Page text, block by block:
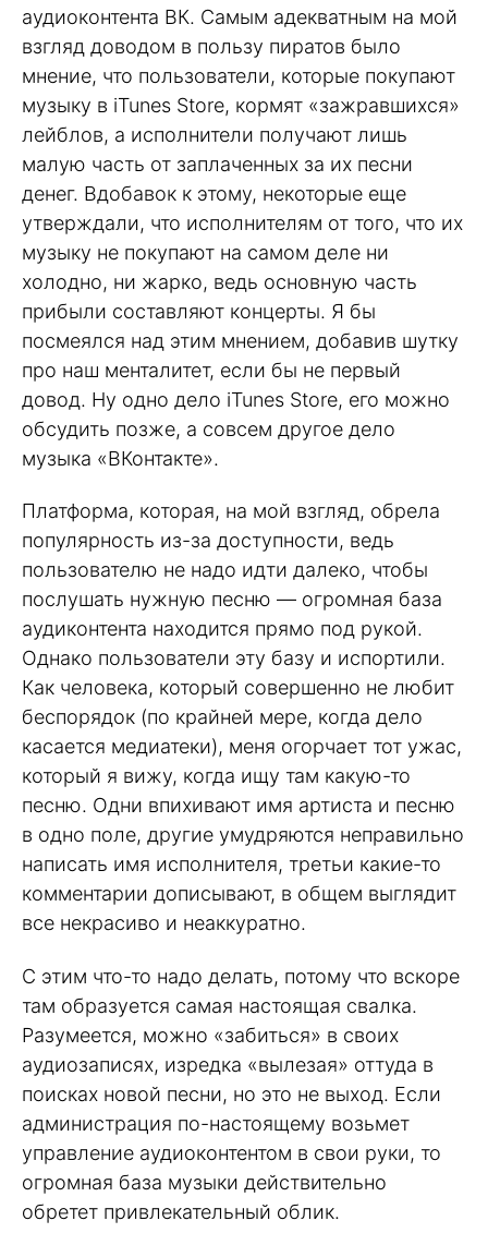
аудиоконтента ВК. Самым адекватным на мой
взгляд доводом в пользу пиратов было
мнение, что пользователи, которые покупают
музыку в iTunes Store, кормят «зажравшихся»
лейблов, а исполнители получают лишь
малую часть от заплаченных за их песни
денег. Вдобавок к этому, некоторые еще
утверждали, что исполнителям от того, что их
музыку не покупают на самом деле ни
холодно, ни жарко, ведь основную часть
прибыли составляют концерты. Я бы
посмеялся над этим мнением, добавив шутку
про наш менталитет, если бы не первый
довод. Ну одно дело iTunes Store, его можно
обсудить позже, а совсем другое дело
музыка «ВКонтакте».
Платформа, которая, на мой взгляд, обрела
популярность из-за доступности, ведь
пользователю не надо идти далеко, чтобы
послушать нужную песню — огромная база
аудиконтента находится прямо под рукой.
Однако пользователи эту базу и испортили.
Как человека, который совершенно не любит
беспорядок (по крайней мере, когда дело
касается медиатеки), меня огорчает тот ужас,
который я вижу, когда ищу там какую-то
песню. Одни впихивают имя артиста и песню
в одно поле, другие умудряются неправильно
написать имя исполнителя, третьи какие-то
комментарии дописывают, в общем выглядит
все некрасиво и неаккуратно.
С этим что-то надо делать, потому что вскоре
там образуется самая настоящая свалка.
Разумеется, можно «забиться» в своих
аудиозаписях, изредка «вылезая» оттуда в
поисках новой песни, но это не выход. Если
администрация по-настоящему возьмет
управление аудиоконтентом в свои руки, то
огромная база музыки действительно
обретет привлекательный облик.